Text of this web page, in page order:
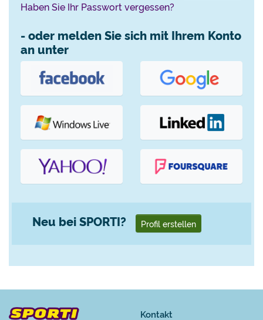
Haben Sie Ihr Passwort vergessen?
- oder melden Sie sich mit Ihrem Konto
an unter
Neu bei SPORTI? Profil erstellen
Kontakt